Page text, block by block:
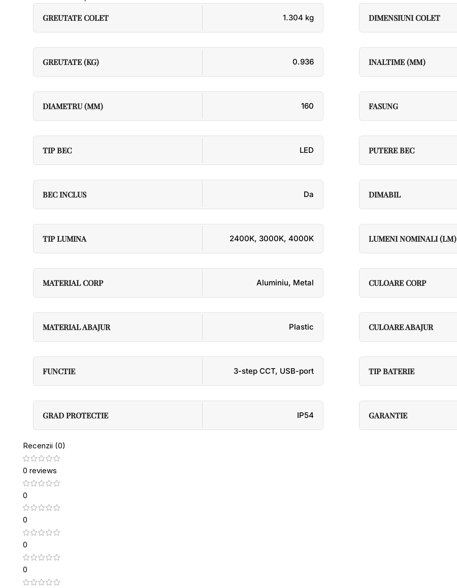
GREUTATE COLET 1.304 kg DIMENSIUNI COLET
GREUTATE (KG) 0.936 INALTIME (MM)
DIAMETRU (MM) 160 FASUNG
TIP BEC LED PUTERE BEC
BEC INCLUS Da DIMABIL
TIP LUMINA 2400K, 3000K, 4000K LUMENI NOMINALI (LM)
MATERIAL CORP Aluminiu, Metal CULOARE CORP
MATERIAL ABAJUR Plastic CULOARE ABAJUR
FUNCTIE 3-step CCT, USB-port TIP BATERIE
GRAD PROTECTIE IP54 GARANTIE
Recenzii (0)
0 reviews
0
0
0
0